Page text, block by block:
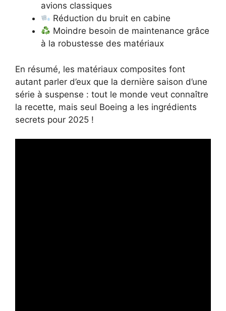
avions classiques
Réduction du bruit en cabine
Moindre besoin de maintenance grâce
à la robustesse des matériaux
En résumé, les matériaux composites font
autant parler d’eux que la dernière saison d’une
série à suspense : tout le monde veut connaître
la recette, mais seul Boeing a les ingrédients
secrets pour 2025 !